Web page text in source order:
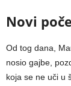
Novi
Od tog dana,
nosio gajbe,
koja se ne uči u